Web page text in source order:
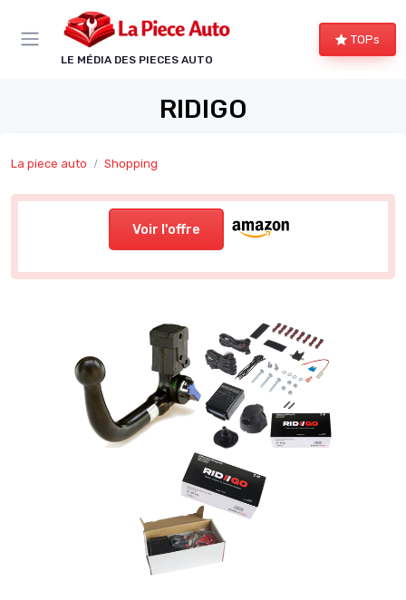
LE MÉDIA DES PIECES AUTO
TOPs
RIDIGO
La piece auto Shopping
Voir l'offre
Panneau de gestion des cookies